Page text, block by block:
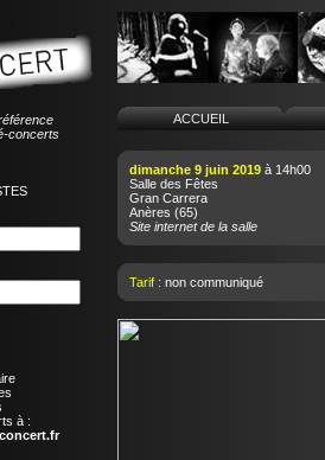
concerts
à :
ACCUEIL
dimanche 9 juin 2019à 14h00
Salle des Fêtes
Gran Carrera
Anères (65)
Site internet de la salle
Tarif : non communiqué